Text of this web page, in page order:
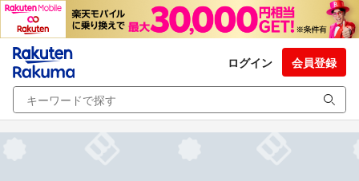
ログイン 会員登録